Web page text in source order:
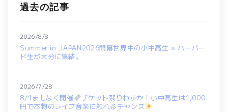
過去の記事
Summer in JAPAN2026開幕世界中の小中高生 × ハーバー
ド生が大分に集結。
2026/8/8
8/1まもなく開催
チケット残りわずか！小中高生は1,000
円で本物のライブ音楽に触れるチャンス
2026/7/28